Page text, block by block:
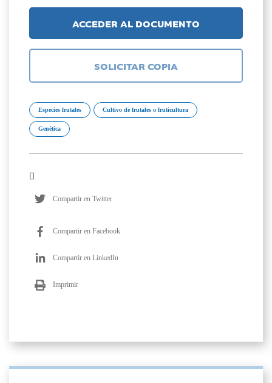
ACCEDER AL DOCUMENTO
SOLICITAR COPIA
Especies frutales Cultivo de frutales o fruticultura
Genética
Compartir en Twitter
Compartir en Facebook
Compartir en LinkedIn
Imprimir